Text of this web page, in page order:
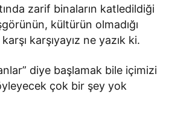
zarif binaların katledildiği
kültürün olmadığı
karşıyayız ne yazık ki.
diye başlamak bile içimizi
çok bir şey yok